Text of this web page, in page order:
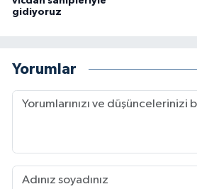
gidiyoruz
Yorumlar